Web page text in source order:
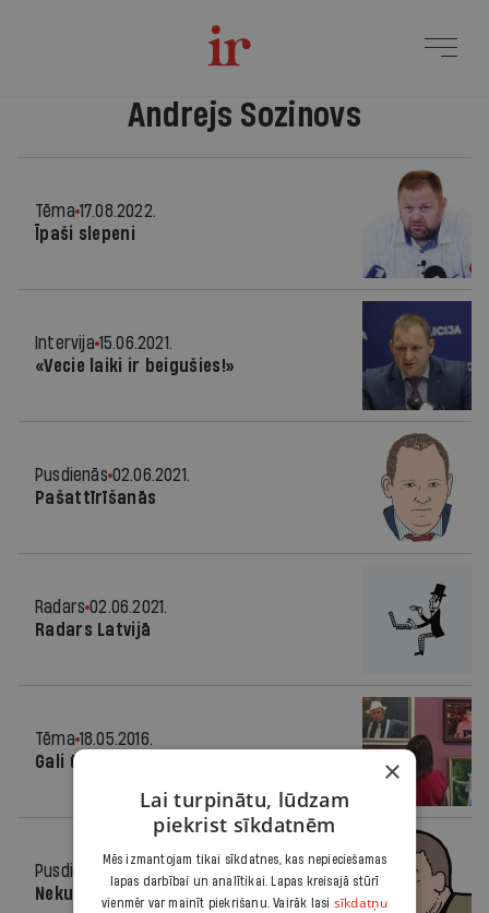
Andrejs Sozinovs
Tēma 17.08.2022.
Īpaši slepeni
Intervija 15.06.2021.
«Vecie laiki ir beigušies!»
Pusdienās 02.06.2021.
Pašattīrīšanās
Radars 02.06.2021.
Radars Latvijā
Tēma 18.05.2016.
Gali ūdenī?
Pusdienās
04.03.2015.
Nekur viņš nespruks
×
Lai turpinātu, lūdzam
piekrist sīkdatnēm
Mēs izmantojam tikai sīkdatnes, kas nepieciešamas
lapas darbībai un analītikai. Lapas kreisajā stūrī
vienmēr var mainīt piekrišanu. Vairāk lasi sīkdatņu